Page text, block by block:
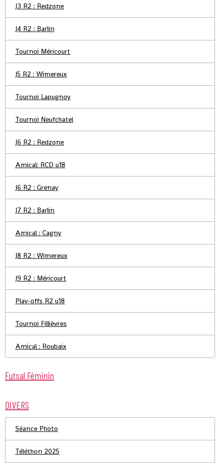
J3 R2 : Redzone
J4 R2 : Barlin
Tournoi Méricourt
J5 R2 : Wimereux
Tournoi Lapugnoy
Tournoi Neufchatel
J6 R2 : Redzone
Amical: RCD u18
J6 R2 : Grenay
J7 R2 : Barlin
Amical : Cagny
J8 R2 : Wimereux
J9 R2 : Méricourt
Play-offs R2 u18
Tournoi Fillièvres
Amical : Roubaix
Futsal Féminin
DIVERS
Séance Photo
Téléthon 2025